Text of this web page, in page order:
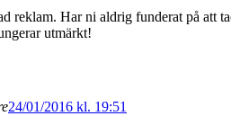
reklam. Har ni aldrig funderat på att
utmärkt!
24/01/2016 kl. 19:51